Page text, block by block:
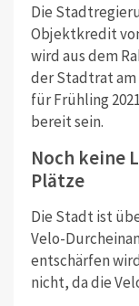
Die
Objektkredit
wird aus dem
der Stadtrat
für Frühling
bereit sein.
Noch keine
Plätze
Die Stadt ist
Velo-
entschärfen
nicht, da die